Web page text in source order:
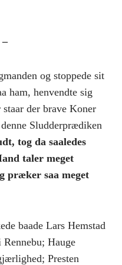
–
og stoppede sit
ham, henvendte sig
der brave Koner
Sludderprædiken
tog da saaledes
taler meget
præker saa meget
baade Lars Hemstad
Hauge
Presten